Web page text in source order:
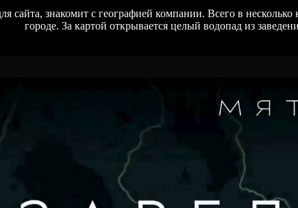
сайта, знакомит с географией компании. Всего в
городе. За картой открывается целый водопад из